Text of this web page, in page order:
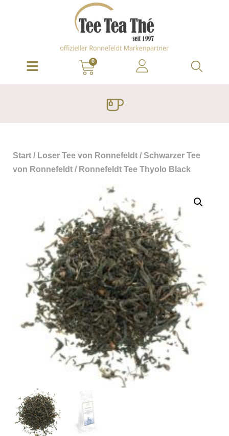
0
Start / Loser Tee von Ronnefeldt / Schwarzer Tee
von Ronnefeldt / Ronnefeldt Tee Thyolo Black